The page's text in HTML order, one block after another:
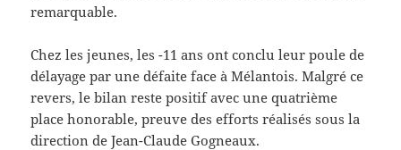
remarquable.
Chez les jeunes, les -11 ans ont conclu leur poule de
délayage par une défaite face à Mélantois. Malgré ce
revers, le bilan reste positif avec une quatrième
place honorable, preuve des efforts réalisés sous la
direction de Jean-Claude Gogneaux.